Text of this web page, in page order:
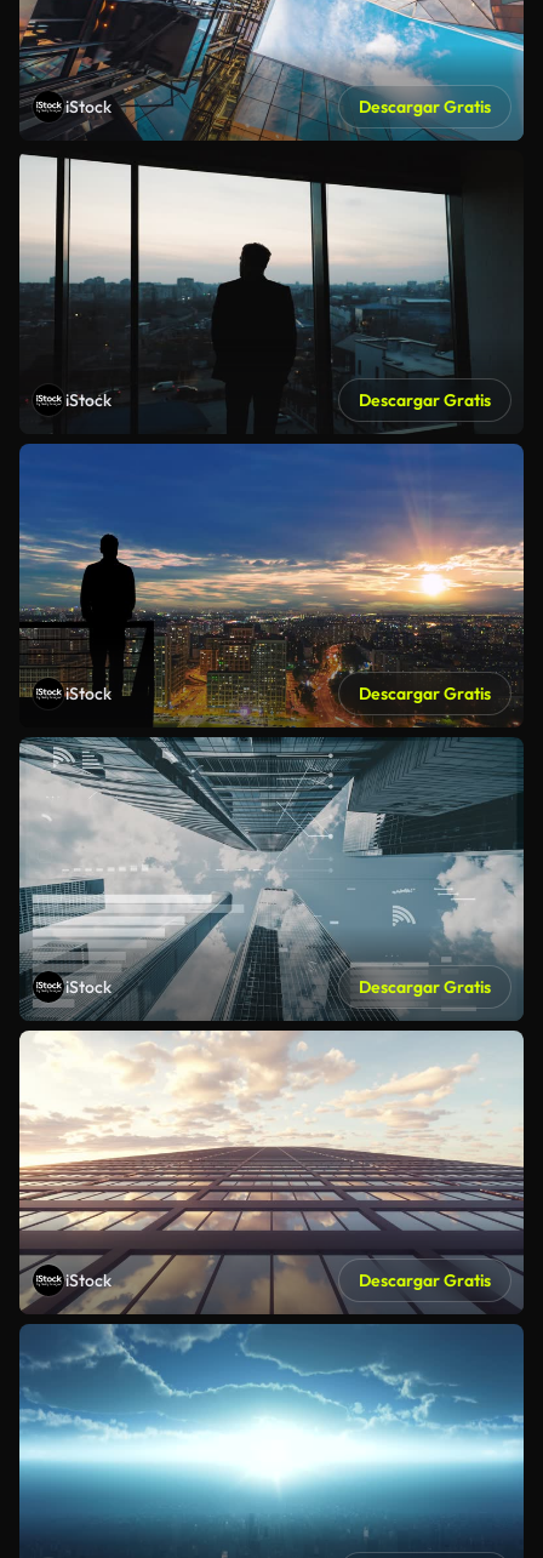
iStock Descargar Gratis
iStock Descargar Gratis
iStock Descargar Gratis
iStock Descargar Gratis
iStock Descargar Gratis